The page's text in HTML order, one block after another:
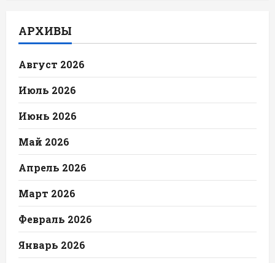
АРХИВЫ
Август 2026
Июль 2026
Июнь 2026
Май 2026
Апрель 2026
Март 2026
Февраль 2026
Январь 2026